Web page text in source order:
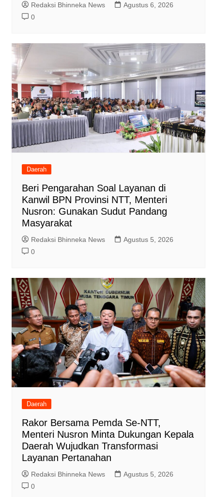
Redaksi Bhinneka News
Agustus 6, 2026
0
Daerah
Beri Pengarahan Soal Layanan di
Kanwil BPN Provinsi NTT, Menteri
Nusron: Gunakan Sudut Pandang
Masyarakat
Redaksi Bhinneka News
Agustus 5, 2026
0
Daerah
Rakor Bersama Pemda Se-NTT,
Menteri Nusron Minta Dukungan Kepala
Daerah Wujudkan Transformasi
Layanan Pertanahan
Redaksi Bhinneka News
Agustus 5, 2026
0